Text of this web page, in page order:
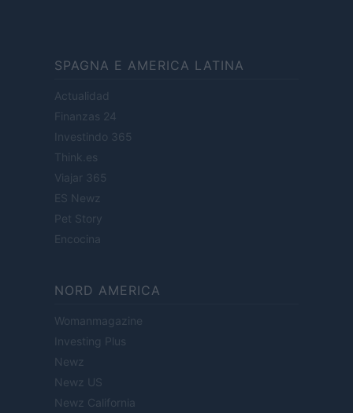
SPAGNA E AMERICA LATINA
Actualidad
Finanzas 24
Investindo 365
Think.es
Viajar 365
ES Newz
Pet Story
Encocina
NORD AMERICA
Womanmagazine
Investing Plus
Newz
Newz US
Newz California